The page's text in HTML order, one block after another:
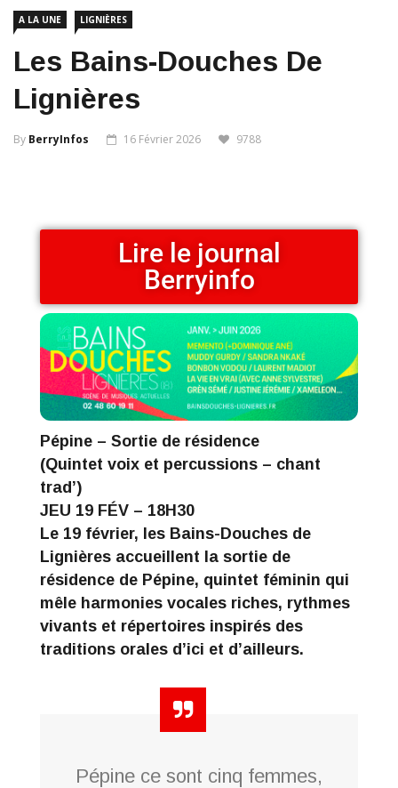
A LA UNE LIGNIÈRES
Les Bains-Douches De
Lignières
By BerryInfos 16 Février 2026 9788
Lire le journal
Berryinfo
Pépine – Sortie de résidence
(Quintet voix et percussions – chant
trad’)
JEU 19 FÉV – 18H30
Le 19 février, les Bains-Douches de
Lignières accueillent la sortie de
résidence de Pépine, quintet féminin qui
mêle harmonies vocales riches, rythmes
vivants et répertoires inspirés des
traditions orales d’ici et d’ailleurs.
Pépine ce sont cinq femmes,